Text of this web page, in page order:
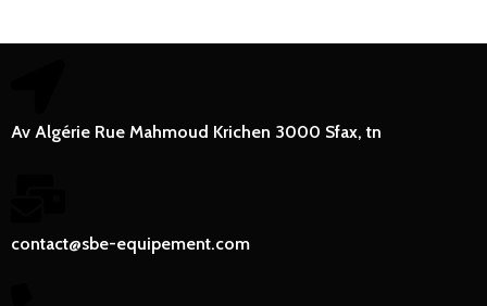
Av Algérie Rue Mahmoud Krichen 3000 Sfax, tn
contact@sbe-equipement.com